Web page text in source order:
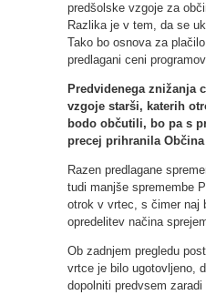
predšolske vzgoje za
Razlika je v tem, da se
Tako bo osnova za
predlagani ceni
Predvidenega znižanja
vzgoje starši, katerih
bodo občutili, bo pa s
precej prihranila
Razen predlagane
tudi manjše spremembe
otrok v vrtec, s čimer naj
opredelitev načina
Ob zadnjem pregledu
vrtce je bilo ugotovljeno,
dopolniti predvsem